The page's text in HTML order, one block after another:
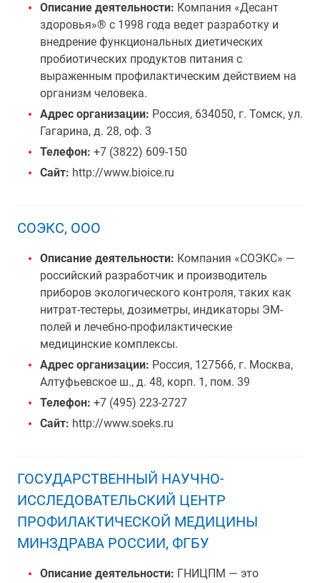
Описание деятельности: Компания «Десант
здоровья»® с 1998 года ведет разработку и
внедрение функциональных диетических
пробиотических продуктов питания с
выраженным профилактическим действием на
организм человека.
Адрес организации: Россия, 634050, г. Томск, ул.
Гагарина, д. 28, оф. 3
Телефон: +7 (3822) 609-150
Сайт: http://www.bioice.ru
СОЭКС, ООО
Описание деятельности: Компания «СОЭКС» —
российский разработчик и производитель
приборов экологического контроля, таких как
нитрат-тестеры, дозиметры, индикаторы ЭМ-
полей и лечебно-профилактические
медицинские комплексы.
Адрес организации: Россия, 127566, г. Москва,
Алтуфьевское ш., д. 48, корп. 1, пом. 39
Телефон: +7 (495) 223-2727
Сайт: http://www.soeks.ru
ГОСУДАРСТВЕННЫЙ НАУЧНО-
ИССЛЕДОВАТЕЛЬСКИЙ ЦЕНТР
ПРОФИЛАКТИЧЕСКОЙ МЕДИЦИНЫ
МИНЗДРАВА РОССИИ, ФГБУ
Описание деятельности: ГНИЦПМ — это